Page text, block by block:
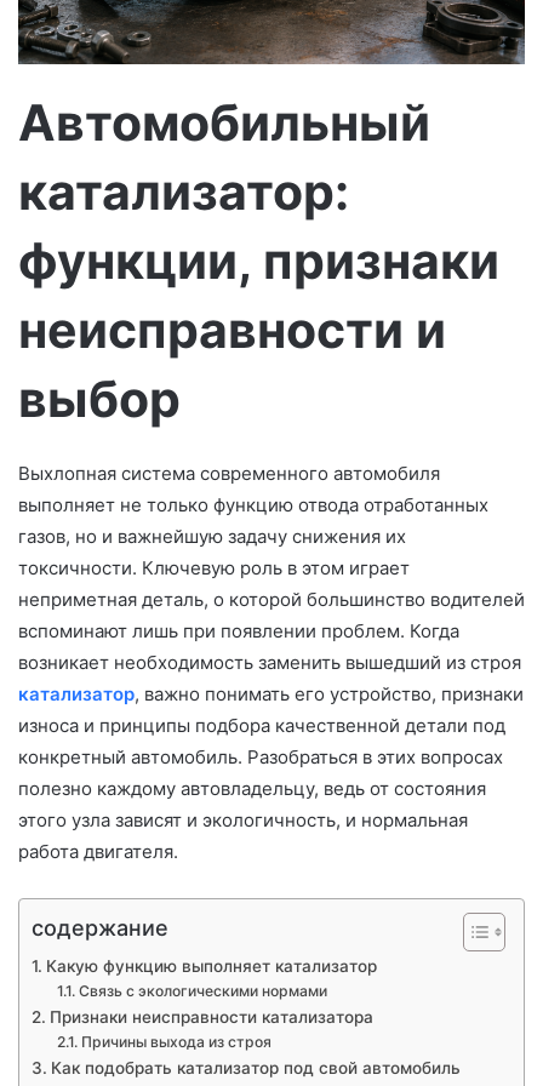
ь
м
Автомобильный
катализатор:
функции, признаки
неисправности и
выбор
Выхлопная система современного автомобиля
выполняет не только функцию отвода отработанных
газов, но и важнейшую задачу снижения их
токсичности. Ключевую роль в этом играет
неприметная деталь, о которой большинство водителей
вспоминают лишь при появлении проблем. Когда
возникает необходимость заменить вышедший из строя
катализатор, важно понимать его устройство, признаки
износа и принципы подбора качественной детали под
конкретный автомобиль. Разобраться в этих вопросах
полезно каждому автовладельцу, ведь от состояния
этого узла зависят и экологичность, и нормальная
работа двигателя.
содержание
Какую функцию выполняет катализатор
Связь с экологическими нормами
Признаки неисправности катализатора
Причины выхода из строя
Как подобрать катализатор под свой автомобиль